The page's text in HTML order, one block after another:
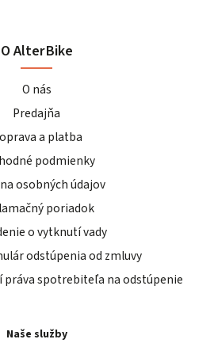
O AlterBike
O nás
Predajňa
a platba
podmienky
osobných údajov
poriadok
o vytknutí vady
odstúpenia od zmluvy
práva spotrebiteľa na odstúpenie
Naše služby